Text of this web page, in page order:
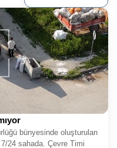
bünyesinde oluşturulan
24 sahada. Çevre Timi